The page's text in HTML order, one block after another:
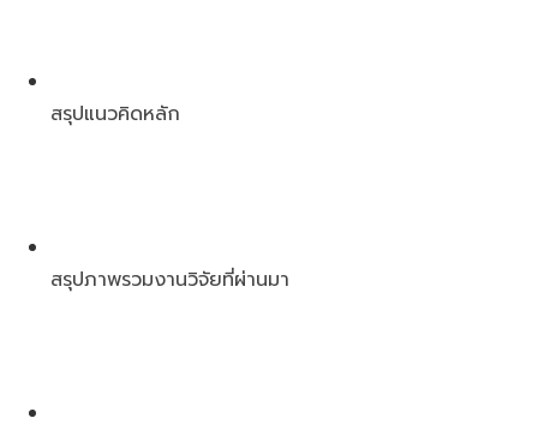
สรุปแนวคิดหลัก
สรุปภาพรวมงานวิจัยที่ผ่านมา